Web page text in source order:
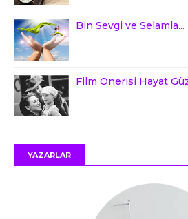
Bin Sevgi ve Selamla...
Film Önerisi Hayat
YAZARLAR